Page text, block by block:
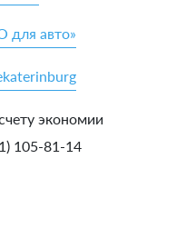
для авто»
экономии
105-81-14